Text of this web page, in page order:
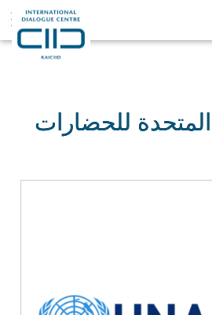
للحضارات